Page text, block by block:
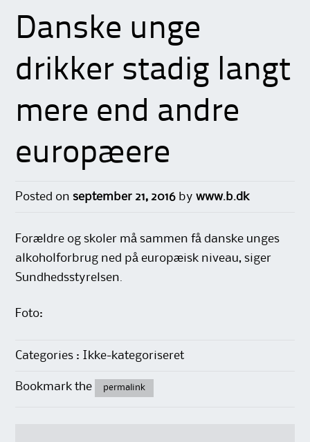
Danske unge
drikker stadig langt
mere end andre
europæere
Posted onseptember 21, 2016 bywww.b.dk
Forældre og skoler må sammen få danske unges
alkoholforbrug ned på europæisk niveau, siger
Sundhedsstyrelsen.
Foto:
Categories : Ikke-kategoriseret
Bookmark the permalink